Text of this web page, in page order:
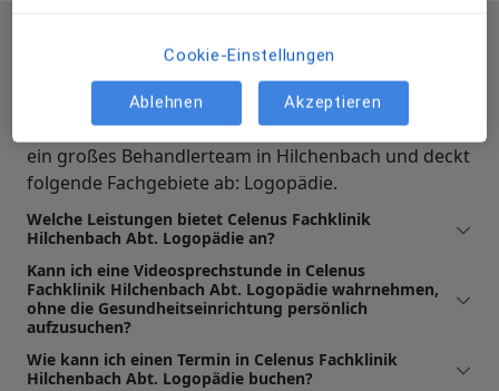
Welche Fachgebiete deckt Celenus Fachklinik
Hilchenbach Abt. Logopädie in Hilchenbach ab?
Celenus Fachklinik Hilchenbach Abt. Logopädie hat
ein großes Behandlerteam in Hilchenbach und deckt
folgende Fachgebiete ab: Logopädie.
Welche Leistungen bietet Celenus Fachklinik
Hilchenbach Abt. Logopädie an?
Kann ich eine Videosprechstunde in Celenus
Fachklinik Hilchenbach Abt. Logopädie wahrnehmen,
ohne die Gesundheitseinrichtung persönlich
aufzusuchen?
Wie kann ich einen Termin in Celenus Fachklinik
Hilchenbach Abt. Logopädie buchen?
Cookie-Einstellungen
Ablehnen Akzeptieren